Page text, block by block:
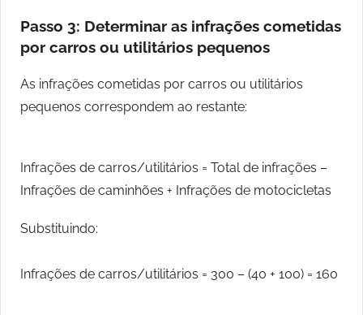
Passo 3: Determinar as infrações cometidas
por carros ou utilitários pequenos
As infrações cometidas por carros ou utilitários
pequenos correspondem ao restante:
Infrações de carros/utilitários = Total de infrações –
Infrações de caminhões + Infrações de motocicletas
Substituindo:
Infrações de carros/utilitários = 300 – (40 + 100) = 160